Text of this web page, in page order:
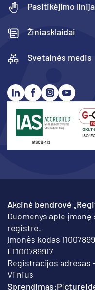
Pasitikėjimo linija
Žiniasklaidai
Svetainės medis
Akcinė bendrovė
Duomenys apie
registre.
Įmonės kodas
LT100789917
Registracijos adresas
Vilnius
Sprendimas: